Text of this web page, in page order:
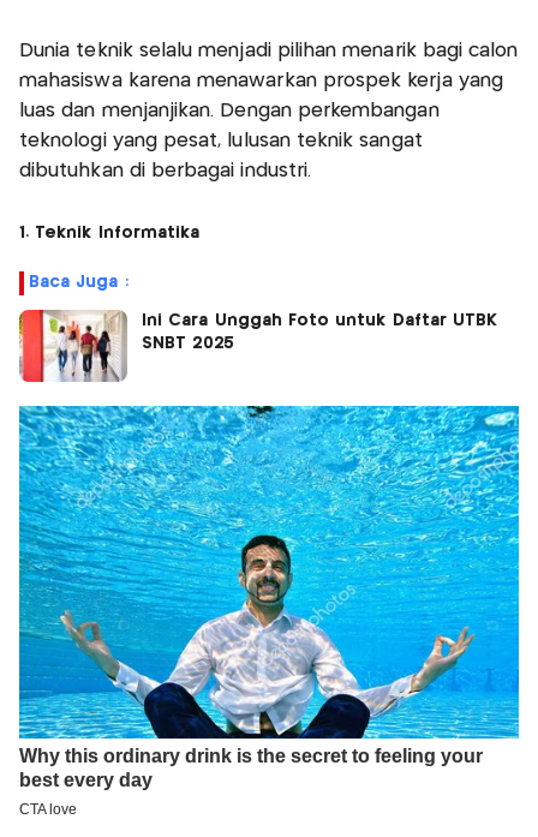
Dunia teknik selalu menjadi pilihan menarik bagi calon
mahasiswa karena menawarkan prospek kerja yang
luas dan menjanjikan. Dengan perkembangan
teknologi yang pesat, lulusan teknik sangat
dibutuhkan di berbagai industri.
1. Teknik Informatika
Baca Juga :
Ini Cara Unggah Foto untuk Daftar UTBK
SNBT 2025